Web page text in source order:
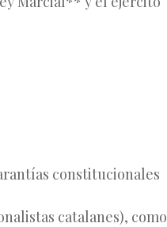
constitucionales
catalanes), como